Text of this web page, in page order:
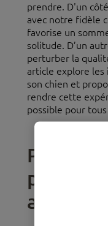
prendre. D'un
avec notre fidèle
favorise un
solitude. D’un
perturber la
article explore les
son chien et
rendre cette
possible pour tous
Pourquoi
avec leur